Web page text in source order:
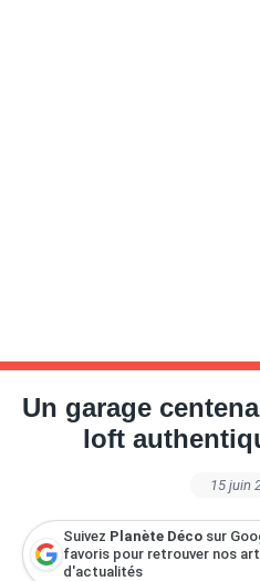
Un garage
loft
15 juin
Suivez Planète Déco sur
favoris pour retrouver nos
d'actualités